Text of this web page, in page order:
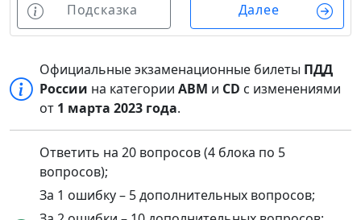
Подсказка Далее
Официальные экзаменационные билеты ПДД
России на категорииABM и CD с изменениями
от 1 марта 2023 года.
Ответить на 20 вопросов (4 блока по 5
вопросов);
За 1 ошибку – 5 дополнительных вопросов;